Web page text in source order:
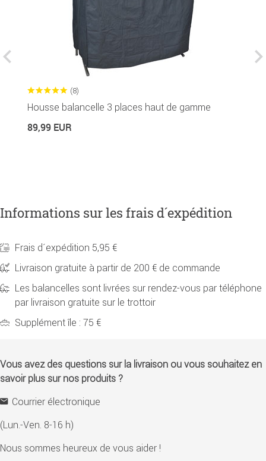
(8)
Housse balancelle 3 places haut de gamme
89,99 EUR
Informations sur les frais d´expédition
Frais d´expédition 5,95 €
Livraison gratuite à partir de 200 € de commande
Les balancelles sont livrées sur rendez-vous par téléphone
par livraison gratuite sur le trottoir
Supplément île : 75 €
Vous avez des questions sur la livraison ou vous souhaitez en
savoir plus sur nos produits ?
Courrier électronique
(Lun.-Ven. 8-16 h)
Nous sommes heureux de vous aider !